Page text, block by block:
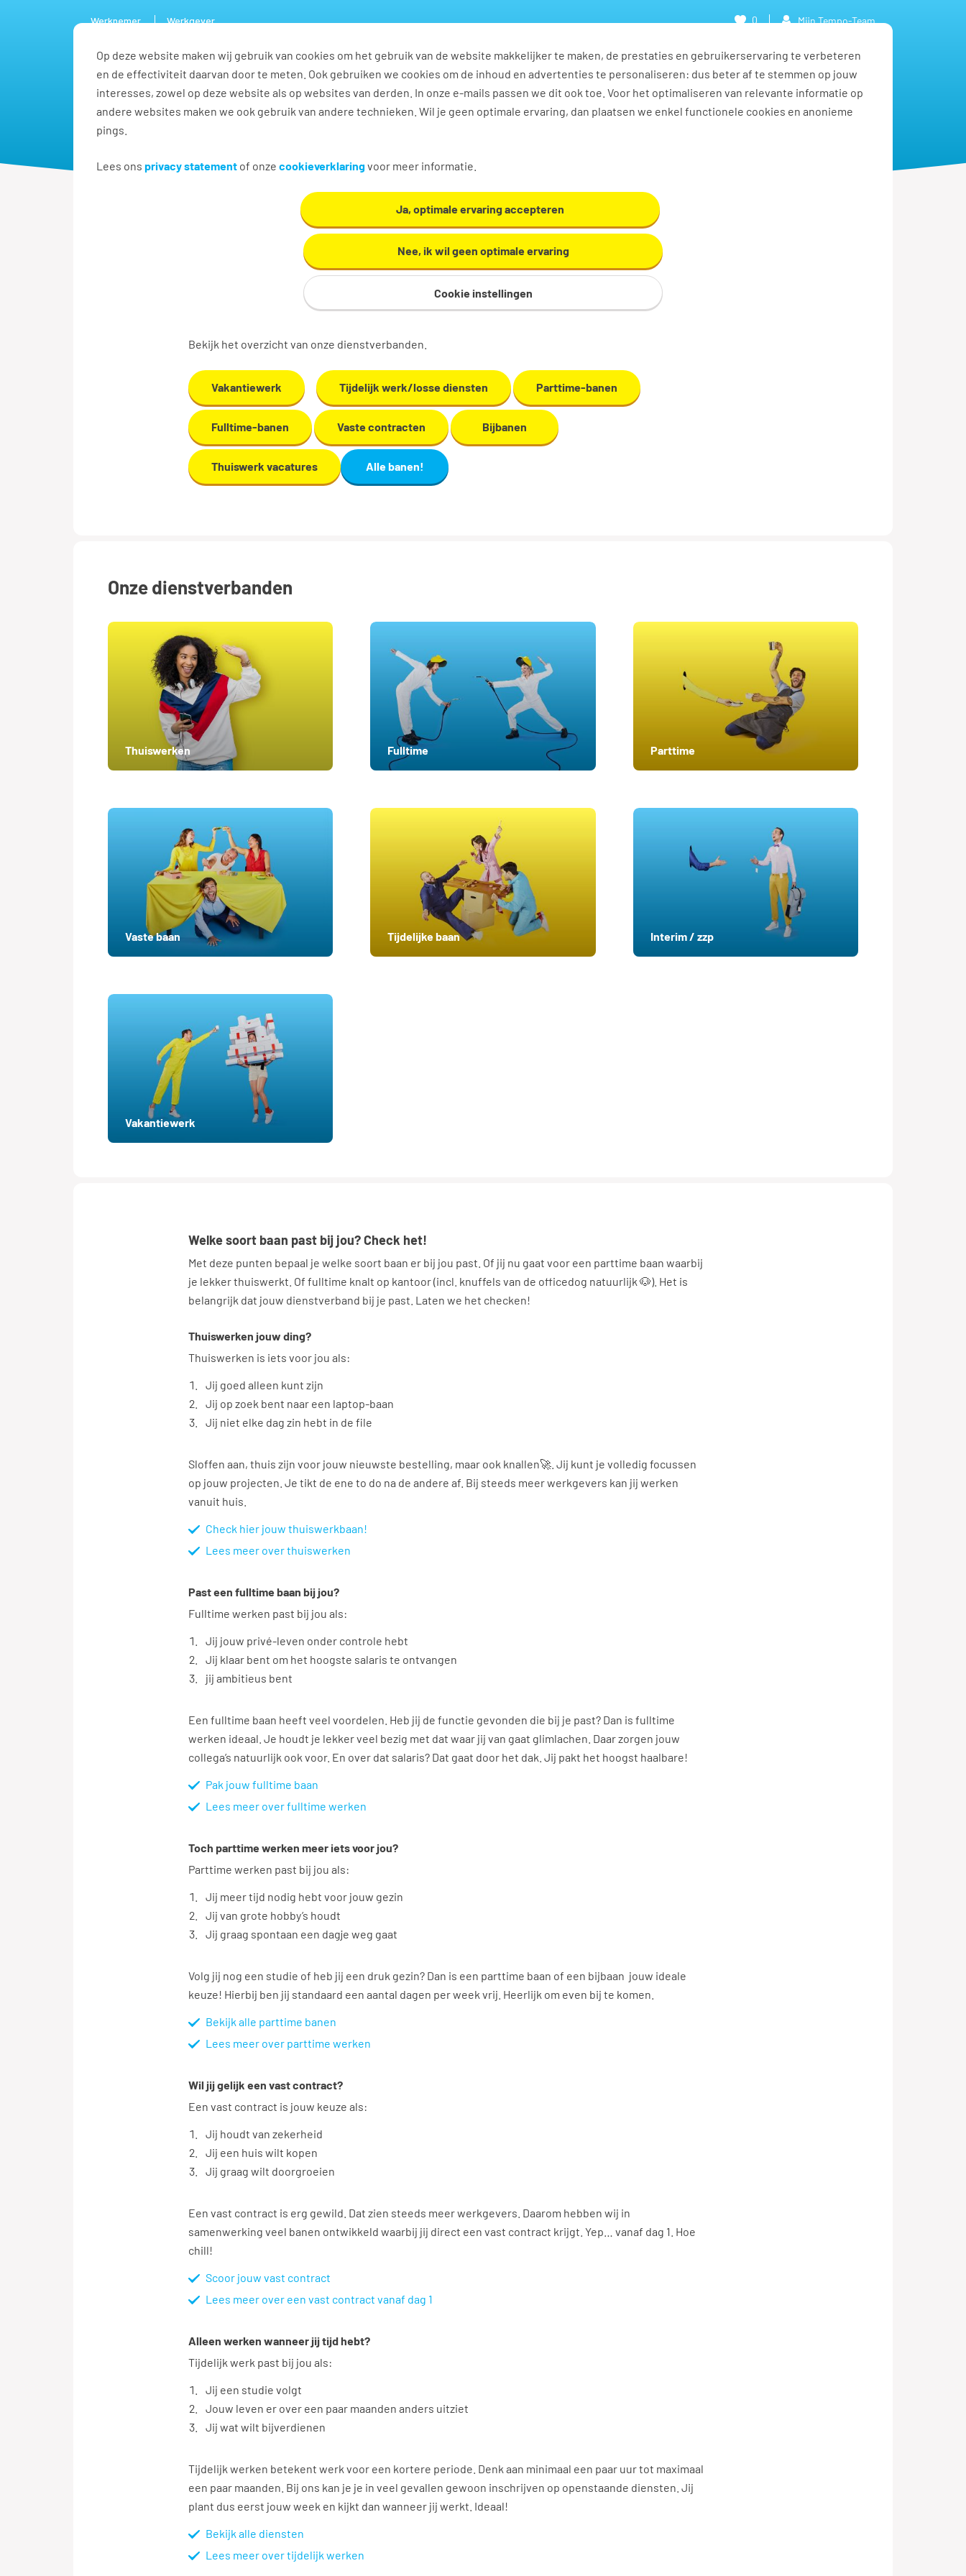
Op deze website maken wij gebruik van cookies om het gebruik van de website makkelijker te maken, de prestaties en gebruikerservaring te verbeteren
en de effectiviteit daarvan door te meten. Ook gebruiken we cookies om de inhoud en advertenties te personaliseren: dus beter af te stemmen op jouw
interesses, zowel op deze website als op websites van derden. In onze e-mails passen we dit ook toe. Voor het optimaliseren van relevante informatie op
andere websites maken we ook gebruik van andere technieken. Wil je geen optimale ervaring, dan plaatsen we enkel functionele cookies en anonieme
pings.
Lees ons privacy statement of onze cookieverklaringvoor meer informatie.
Ja, optimale ervaring accepteren
Nee, ik wil geen optimale ervaring
Cookie instellingen
Werknemer Werkgever
Vacatures Ontwikkel jezelf Werkplezier Contact
0 Mijn Tempo-Team
Vacatures per dienstverband
Graag alleen werken wanneer jij tijd hebt? Of zoek je juist naar een vaste baan? Zoek je parttime werk
of wil je liever fulltime werken? Of liever thuiswerken met je pantoffels aan 😉🧦?
Bekijk het overzicht van onze dienstverbanden.
Vakantiewerk Tijdelijk werk/losse diensten Parttime-banen
Fulltime-banen Vaste contracten Bijbanen
Thuiswerk vacatures Alle banen!
Onze dienstverbanden
Thuiswerken Fulltime Parttime
Vaste baan Tijdelijke baan Interim / zzp
Vakantiewerk
Welke soort baan past bij jou? Check het!
Met deze punten bepaal je welke soort baan er bij jou past. Of jij nu gaat voor een parttime baan waarbij
je lekker thuiswerkt. Of fulltime knalt op kantoor (incl. knuffels van de officedog natuurlijk 🐶). Het is
belangrijk dat jouw dienstverband bij je past. Laten we het checken!
Thuiswerken jouw ding?
Thuiswerken is iets voor jou als:
Jij goed alleen kunt zijn
Jij op zoek bent naar een laptop-baan
Jij niet elke dag zin hebt in de file
Sloffen aan, thuis zijn voor jouw nieuwste bestelling, maar ook knallen🚀. Jij kunt je volledig focussen
op jouw projecten. Je tikt de ene to do na de andere af. Bij steeds meer werkgevers kan jij werken
vanuit huis.
Check hier jouw thuiswerkbaan!
Lees meer over thuiswerken
Past een fulltime baan bij jou?
Fulltime werken past bij jou als:
Jij jouw privé-leven onder controle hebt
Jij klaar bent om het hoogste salaris te ontvangen
jij ambitieus bent
Een fulltime baan heeft veel voordelen. Heb jij de functie gevonden die bij je past? Dan is fulltime
werken ideaal. Je houdt je lekker veel bezig met dat waar jij van gaat glimlachen. Daar zorgen jouw
collega’s natuurlijk ook voor. En over dat salaris? Dat gaat door het dak. Jij pakt het hoogst haalbare!
Pak jouw fulltime baan
Lees meer over fulltime werken
Toch parttime werken meer iets voor jou?
Parttime werken past bij jou als:
Jij meer tijd nodig hebt voor jouw gezin
Jij van grote hobby’s houdt
Jij graag spontaan een dagje weg gaat
Volg jij nog een studie of heb jij een druk gezin? Dan is een parttime baan of een bijbaan jouw ideale
keuze! Hierbij ben jij standaard een aantal dagen per week vrij. Heerlijk om even bij te komen.
Bekijk alle parttime banen
Lees meer over parttime werken
Wil jij gelijk een vast contract?
Een vast contract is jouw keuze als:
Jij houdt van zekerheid
Jij een huis wilt kopen
Jij graag wilt doorgroeien
Een vast contract is erg gewild. Dat zien steeds meer werkgevers. Daarom hebben wij in
samenwerking veel banen ontwikkeld waarbij jij direct een vast contract krijgt. Yep… vanaf dag 1. Hoe
chill!
Scoor jouw vast contract
Lees meer over een vast contract vanaf dag 1
Alleen werken wanneer jij tijd hebt?
Tijdelijk werk past bij jou als:
Jij een studie volgt
Jouw leven er over een paar maanden anders uitziet
Jij wat wilt bijverdienen
Tijdelijk werken betekent werk voor een kortere periode. Denk aan minimaal een paar uur tot maximaal
een paar maanden. Bij ons kan je je in veel gevallen gewoon inschrijven op openstaande diensten. Jij
plant dus eerst jouw week en kijkt dan wanneer jij werkt. Ideaal!
Bekijk alle diensten
Lees meer over tijdelijk werken